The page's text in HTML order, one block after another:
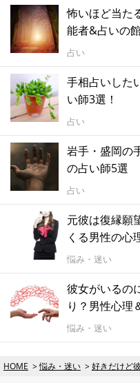
怖いほど当た
能者&占いの
占い
手相占いした
い師3選！
占い
岩手・盛岡の
の占い師5選
占い
元彼は復縁願
くる男性の心
悩み・迷い
彼女がいるの
り？男性心理
悩み・迷い
HOME 悩み・迷い 好きだけど